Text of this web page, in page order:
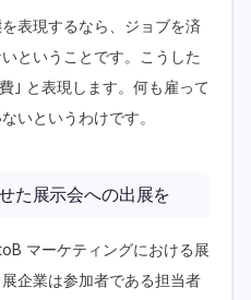
表現するなら、ジョブを済
ということです。こうした
｣ と表現します。何も雇って
いというわけです。
た展示会への出展を
マーケティングにおける展
企業は参加者である担当者